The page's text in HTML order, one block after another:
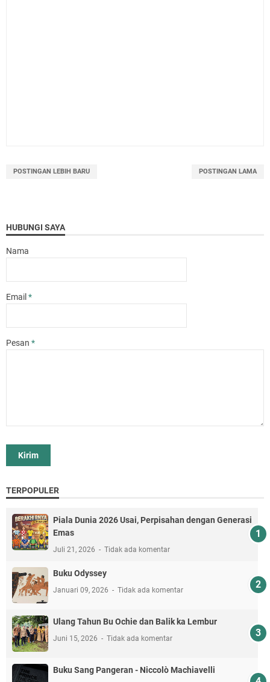
POSTINGAN LEBIH BARU POSTINGAN LAMA
HUBUNGI SAYA
Nama
Email *
Pesan *
TERPOPULER
Piala Dunia 2026 Usai, Perpisahan dengan Generasi
Emas
Juli 21, 2026 Tidak ada komentar
Buku Odyssey
Januari 09, 2026 Tidak ada komentar
Ulang Tahun Bu Ochie dan Balik ka Lembur
Juni 15, 2026 Tidak ada komentar
Buku Sang Pangeran - Niccolò Machiavelli